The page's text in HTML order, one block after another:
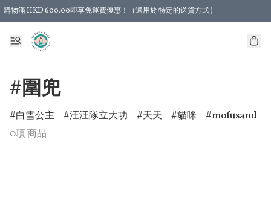
購物滿 HKD 600.00即享免運費優惠！（適用於 特定的送貨方式 )
#圍兜
白雪公主 汪汪隊立大功 天天 貓咪
mofusand
0項 商品